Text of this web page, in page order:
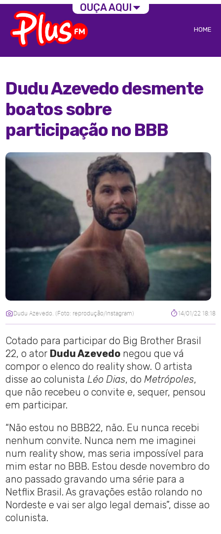
HOME
Dudu Azevedo desmente
boatos sobre
participação no BBB
Dudu Azevedo. (Foto: reprodução/Instagram) 14/01/22 18:18
Cotado para participar do Big Brother Brasil
22, o ator Dudu Azevedo negou que vá
compor o elenco do reality show. O artista
disse ao colunistaLéo Dias, doMetrópoles,
que não recebeu o convite e, sequer, pensou
em participar.
“Não estou no BBB22, não. Eu nunca recebi
nenhum convite. Nunca nem me imaginei
num reality show, mas seria impossível para
mim estar no BBB. Estou desde novembro do
ano passado gravando uma série para a
Netflix Brasil. As gravações estão rolando no
Nordeste e vai ser algo legal demais”, disse ao
colunista.
OUÇA AQUI